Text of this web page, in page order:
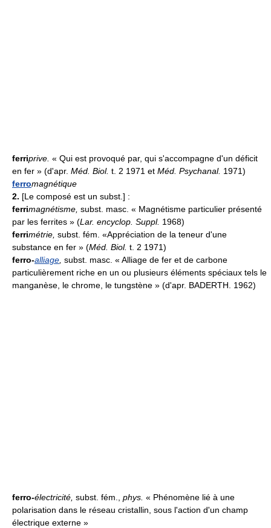
ferriprive. « Qui est provoqué par, qui s'accompagne d'un déficit
en fer » (d'apr. Méd. Biol. t. 2 1971 et Méd. Psychanal. 1971)
ferromagnétique
2. [Le composé est un subst.] :
ferrimagnétisme subst. masc. « Magnétisme particulier présenté
par les ferrites » (Lar. encyclop. Suppl. 1968)
ferrimétrie subst. fém. «Appréciation de la teneur d'une
substance en fer » (Méd. Biol. t. 2 1971)
ferro-alliage subst. masc. « Alliage de fer et de carbone
particulièrement riche en un ou plusieurs éléments spéciaux tels le
manganèse, le chrome, le tungstène » (d'apr. BADERTH. 1962)
ferro-électricité subst. fém., phys. « Phénomène lié à une
polarisation dans le réseau cristallin, sous l'action d'un champ
électrique externe »